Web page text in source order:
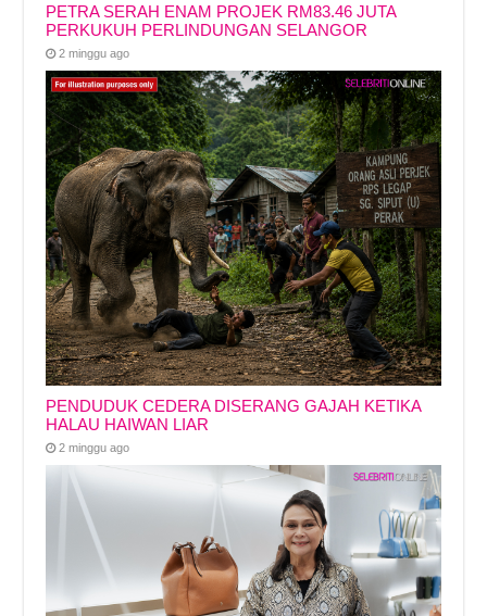
PETRA SERAH ENAM PROJEK RM83.46 JUTA
PERKUKUH PERLINDUNGAN SELANGOR
2 minggu ago
PENDUDUK CEDERA DISERANG GAJAH KETIKA
HALAU HAIWAN LIAR
2 minggu ago